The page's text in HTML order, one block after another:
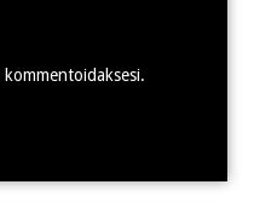
kommentoidaksesi.